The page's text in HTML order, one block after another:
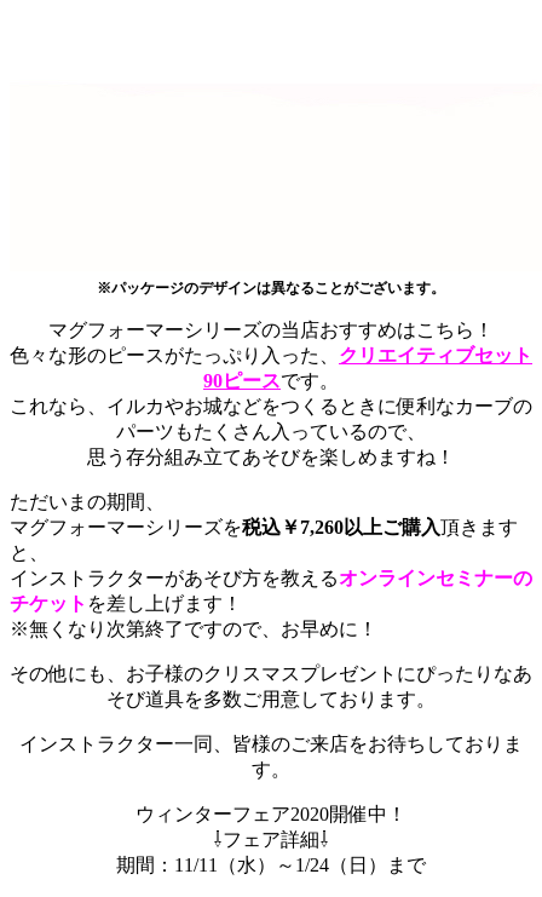
※パッケージのデザインは異なることがございます。
マグフォーマーシリーズの当店おすすめはこちら！
色々な形のピースがたっぷり入った、 クリエイティブセット
90ピースです。
これなら、イルカやお城などをつくるときに便利なカーブの
パーツもたくさん入っているので、
思う存分組み立てあそびを楽しめますね！
ただいまの期間、
マグフォーマーシリーズを税込￥7,260以上ご購入頂きます
と、
インストラクターがあそび方を教えるオンラインセミナーの
チケット を差し上げます！
※無くなり次第終了ですので、お早めに！
その他にも、お子様のクリスマスプレゼントにぴったりなあ
そび道具を多数ご用意しております。
インストラクター一同、皆様のご来店をお待ちしておりま
す。
ウィンターフェア2020開催中！
⇩フェア詳細⇩
期間：11/11（水）～1/24（日）まで